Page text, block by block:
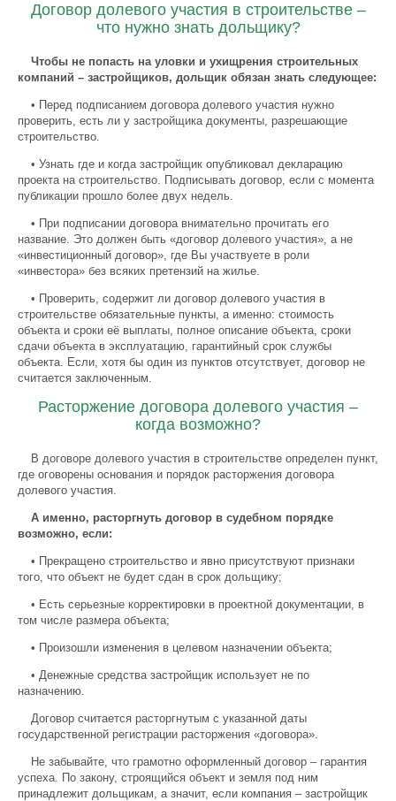
Договор долевого участия в строительстве –
что нужно знать дольщику?
Чтобы не попасть на уловки и ухищрения строительных
компаний – застройщиков, дольщик обязан знать следующее:
• Перед подписанием договора долевого участия нужно
проверить, есть ли у застройщика документы, разрешающие
строительство.
• Узнать где и когда застройщик опубликовал декларацию
проекта на строительство. Подписывать договор, если с момента
публикации прошло более двух недель.
• При подписании договора внимательно прочитать его
название. Это должен быть «договор долевого участия», а не
«инвестиционный договор», где Вы участвуете в роли
«инвестора» без всяких претензий на жилье.
• Проверить, содержит ли договор долевого участия в
строительстве обязательные пункты, а именно: стоимость
объекта и сроки её выплаты, полное описание объекта, сроки
сдачи объекта в эксплуатацию, гарантийный срок службы
объекта. Если, хотя бы один из пунктов отсутствует, договор не
считается заключенным.
Расторжение договора долевого участия –
когда возможно?
В договоре долевого участия в строительстве определен пункт,
где оговорены основания и порядок расторжения договора
долевого участия.
А именно, расторгнуть договор в судебном порядке
возможно, если:
• Прекращено строительство и явно присутствуют признаки
того, что объект не будет сдан в срок дольщику;
• Есть серьезные корректировки в проектной документации, в
том числе размера объекта;
• Произошли изменения в целевом назначении объекта;
• Денежные средства застройщик использует не по
назначению.
Договор считается расторгнутым с указанной даты
государственной регистрации расторжения «договора».
Не забывайте, что грамотно оформленный договор – гарантия
успеха. По закону, строящийся объект и земля под ним
принадлежит дольщикам, а значит, если компания – застройщик